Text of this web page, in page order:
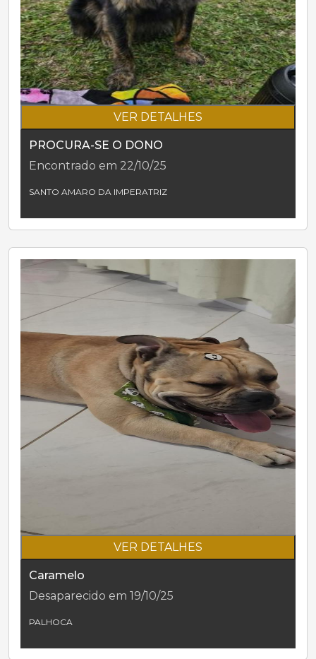
VER DETALHES
PROCURA-SE O DONO
Encontrado em 22/10/25
SANTO AMARO DA IMPERATRIZ
VER DETALHES
Caramelo
Desaparecido em 19/10/25
PALHOCA